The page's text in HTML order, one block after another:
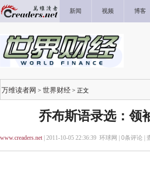
新闻 视频 博客
万维读者网 > 世界财经 > 正文
乔布斯语录选：领
www.creaders.net| 2011-10-05 22:36:39 环球网 | 0条评论 |